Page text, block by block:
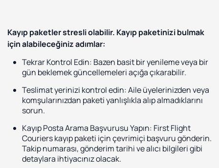
Kayıp paketler stresli olabilir. Kayıp paketinizi bulmak
için alabileceğiniz adımlar:
Tekrar Kontrol Edin: Bazen basit bir yenileme veya bir
gün beklemek güncellemeleri açığa çıkarabilir.
Teslimat yerinizi kontrol edin: Aile üyelerinizden veya
komşularınızdan paketi yanlışlıkla alıp almadıklarını
sorun.
Kayıp Posta Arama Başvurusu Yapın: First Flight
Couriers kayıp paketi için çevrimiçi başvuru gönderin.
Takip numarası, gönderim tarihi ve alıcı bilgileri gibi
detaylara ihtiyacınız olacak.